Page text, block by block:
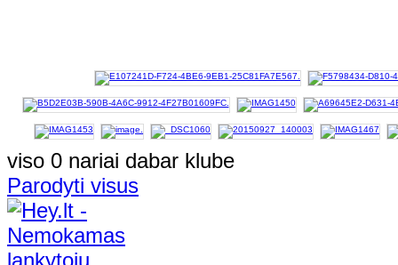
viso 0 nariai dabar klube
Parodyti visus